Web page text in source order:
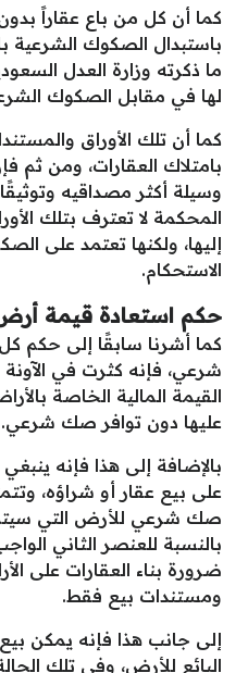
كما أن كل من باع عقاراً
باستبدال الصكوك الشرعية
ما ذكرته وزارة العدل
لها في مقابل الصكوك
كما أن تلك الأوراق
بامتلاك العقارات، ومن ثم
وسيلة أكثر مصداقيه
المحكمة لا تعترف بتلك
إليها، ولكنها تعتمد على
الاستحكام.
حكم استعادة قيمة
كما أشرنا سابقًا إلى حكم
شرعي، فإنه كثرت في الآونة
القيمة المالية الخاصة
عليها دون توافر صك شرعي.
بالإضافة إلى هذا فإنه
على بيع عقار أو شراؤه،
صك شرعي للأرض التي سيتم
بالنسبة للعنصر الثاني
ضرورة بناء العقارات على
ومستندات بيع فقط.
إلى جانب هذا فإنه يمكن
البائع للأرض، وفي تلك